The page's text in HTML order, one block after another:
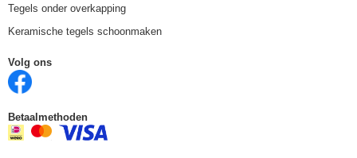
Tegels onder overkapping
Keramische tegels schoonmaken
Volg ons
Betaalmethoden